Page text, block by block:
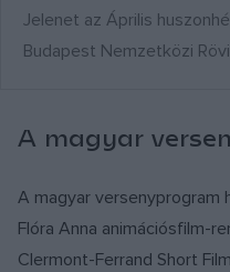
Jelenet az Április
Budapest Nemzetközi
A magyar
A magyar versenyprogram
Flóra Anna animációsfilm-
Clermont-Ferrand Short